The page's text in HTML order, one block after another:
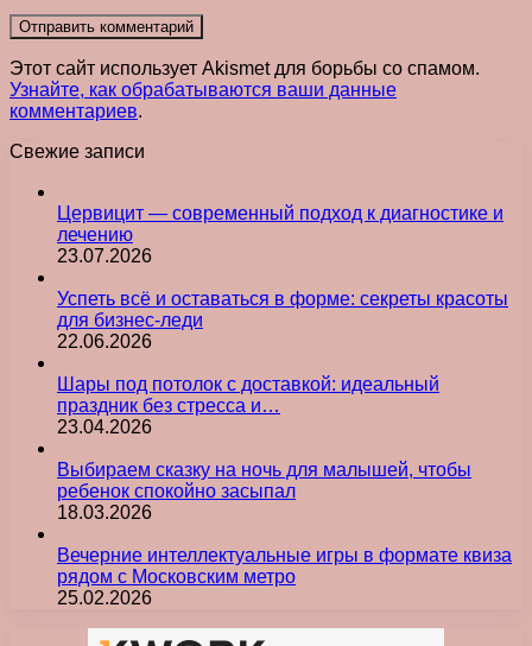
Этот сайт использует Akismet для борьбы со спамом.
Узнайте, как обрабатываются ваши данные
комментариев.
Свежие записи
Цервицит — современный подход к диагностике и
лечению
23.07.2026
Успеть всё и оставаться в форме: секреты красоты
для бизнес-леди
22.06.2026
Шары под потолок с доставкой: идеальный
праздник без стресса и…
23.04.2026
Выбираем сказку на ночь для малышей, чтобы
ребенок спокойно засыпал
18.03.2026
Вечерние интеллектуальные игры в формате квиза
рядом с Московским метро
25.02.2026